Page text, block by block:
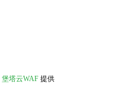
堡塔云WAF 提供